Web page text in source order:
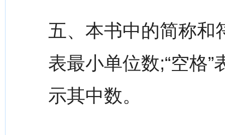
五、本书中的简称和
表最小单位数;“空格”
示其中数。